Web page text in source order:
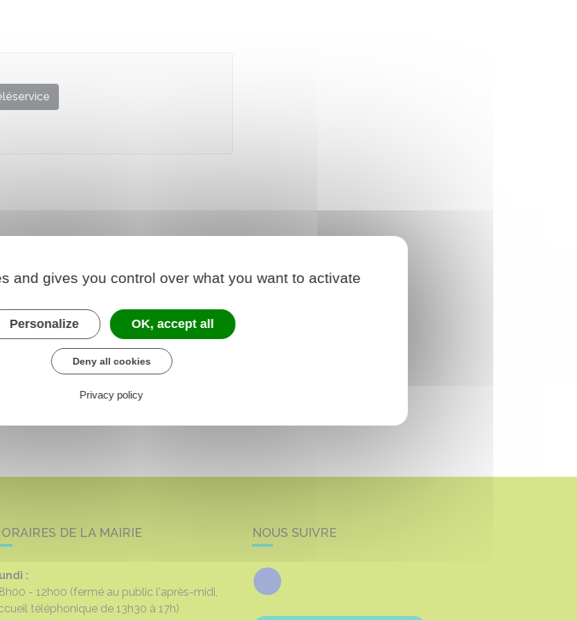
DE LA MAIRIE
:
- 12h00 (fermé au public l'après-midi,
téléphonique de 13h30 à 17h)
NOUS SUIVRE
Facebook
and gives you control over what you want to activate
Personalize OK, accept all
Deny all cookies
Privacy policy